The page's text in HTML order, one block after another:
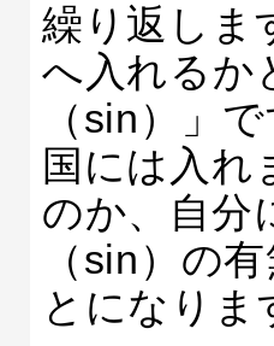
繰り返しま
へ入れるか
（sin）」
国には入れ
のか、自分
（sin）の
とになりま